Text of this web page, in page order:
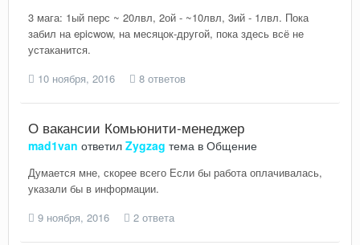
3 мага: 1ый перс ~ 20лвл, 2ой - ~10лвл, 3ий - 1лвл. Пока
забил на epicwow, на месяцок-другой, пока здесь всё не
устаканится.
10 ноября, 2016
8 ответов
О вакансии Комьюнити-менеджер
mad1van ответил Zygzag тема в Общение
Думается мне, скорее всего Если бы работа оплачивалась,
указали бы в информации.
9 ноября, 2016
2 ответа